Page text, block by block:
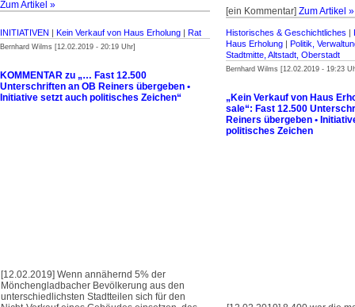
Zum Artikel »
[ein Kommentar] Zum Artikel »
INITIATIVEN | Kein Verkauf von Haus Erholung | Rat
Bernhard Wilms [12.02.2019 - 20:19 Uhr]
KOMMENTAR zu „… Fast 12.500
Unterschriften an OB Reiners übergeben •
Initiative setzt auch politisches Zeichen“
[12.02.2019] Wenn annähernd 5% der
Mönchengladbacher Bevölkerung aus den
unterschiedlichsten Stadtteilen sich für den
Historisches & Geschichtliches |
Haus Erholung | Politik,
Stadtmitte, Altstadt, Oberstadt
Bernhard Wilms [12.02.2019 - 19:23
„Kein Verkauf von Haus
sale“: Fast 12.500
Reiners übergeben •
politisches Zeichen